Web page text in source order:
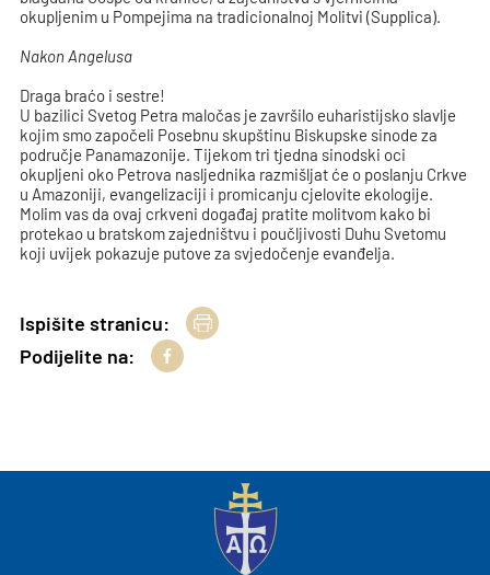
okupljenim u Pompejima na tradicionalnoj Molitvi (Supplica).
Nakon Angelusa
Draga braćo i sestre!
U bazilici Svetog Petra maločas je završilo euharistijsko slavlje
kojim smo započeli Posebnu skupštinu Biskupske sinode za
područje Panamazonije. Tijekom tri tjedna sinodski oci
okupljeni oko Petrova nasljednika razmišljat će o poslanju Crkve
u Amazoniji, evangelizaciji i promicanju cjelovite ekologije.
Molim vas da ovaj crkveni događaj pratite molitvom kako bi
protekao u bratskom zajedništvu i poučljivosti Duhu Svetomu
koji uvijek pokazuje putove za svjedočenje evanđelja.
Ispišite stranicu:
Podijelite na: